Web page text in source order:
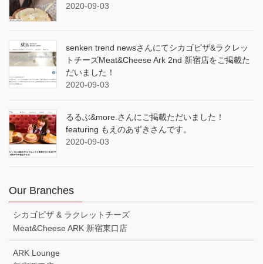
2020-09-03
senken trend newsさんにてシカゴピザ&ラクレッ
トチーズMeat&Cheese Ark 2nd 新宿店をご掲載た
だいました！
2020-09-03
るるぶ&more.さんにご掲載ただいました！
featuring もえのあずきさんです。
2020-09-03
Our Branches
シカゴピザ & ラクレットチーズ
Meat&Cheese ARK 新宿東口店
ARK Lounge